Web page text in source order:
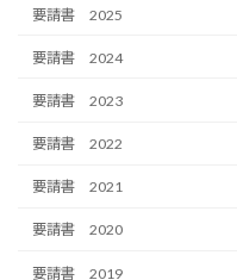
要請書 2025
要請書 2024
要請書 2023
要請書 2022
要請書 2021
要請書 2020
要請書 2019